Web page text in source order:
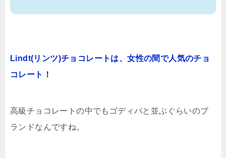
Lindt(リンツ)チョコレートは、女性の間で人気のチョ
コレート！
高級チョコレートの中でもゴディバと並ぶぐらいのブ
ランドなんですね。